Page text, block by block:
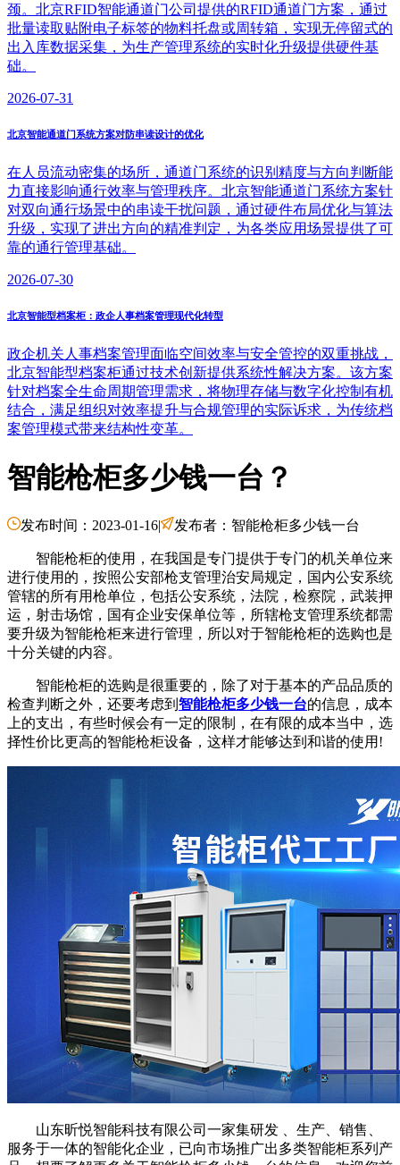
颈。北京RFID智能通道门公司提供的RFID通道门方案，通过
批量读取贴附电子标签的物料托盘或周转箱，实现无停留式的
出入库数据采集，为生产管理系统的实时化升级提供硬件基
础。
2026-07-31
北京智能通道门系统方案对防串读设计的优化
在人员流动密集的场所，通道门系统的识别精度与方向判断能
力直接影响通行效率与管理秩序。北京智能通道门系统方案针
对双向通行场景中的串读干扰问题，通过硬件布局优化与算法
升级，实现了进出方向的精准判定，为各类应用场景提供了可
靠的通行管理基础。
2026-07-30
北京智能型档案柜：政企人事档案管理现代化转型
政企机关人事档案管理面临空间效率与安全管控的双重挑战，
北京智能型档案柜通过技术创新提供系统性解决方案。该方案
针对档案全生命周期管理需求，将物理存储与数字化控制有机
结合，满足组织对效率提升与合规管理的实际诉求，为传统档
案管理模式带来结构性变革。
智能枪柜多少钱一台？
发布时间：2023-01-16| 发布者：智能枪柜多少钱一台
智能枪柜的使用，在我国是专门提供于专门的机关单位来
进行使用的，按照公安部枪支管理治安局规定，国内公安系统
管辖的所有用枪单位，包括公安系统，法院，检察院，武装押
运，射击场馆，国有企业安保单位等，所辖枪支管理系统都需
要升级为智能枪柜来进行管理，所以对于智能枪柜的选购也是
十分关键的内容。
智能枪柜的选购是很重要的，除了对于基本的产品品质的
检查判断之外，还要考虑到 智能枪柜多少钱一台的信息，成本
上的支出，有些时候会有一定的限制，在有限的成本当中，选
择性价比更高的智能枪柜设备，这样才能够达到和谐的使用!
山东昕悦智能科技有限公司一家集研发 、生产、销售、
服务于一体的智能化企业，已向市场推广出多类智能柜系列产